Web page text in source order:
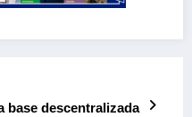
base descentralizada